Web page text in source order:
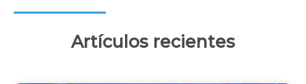
Artículos recientes